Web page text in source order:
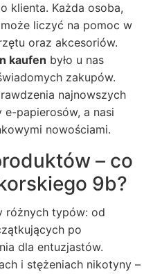
klienta. Każda osoba,
liczyć na pomoc w
oraz akcesoriów.
kaufen było u nas
zakupów.
najnowszych
papierosów, a nasi
nowościami.
– co
9b?
różnych typów: od
po
dla entuzjastów.
i stężeniach nikotyny –